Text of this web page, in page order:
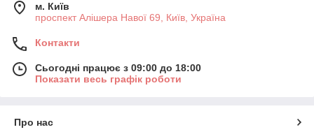
м. Київ
проспект Алішера Навої 69, Київ, Україна
Контакти
Сьогодні працює з 09:00 до 18:00
Показати весь графік роботи
Про нас